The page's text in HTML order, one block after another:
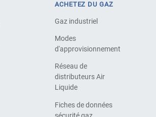
ACHETEZ DU GAZ
Gaz industriel
Modes
d'approvisionnement
Réseau de
distributeurs Air
Liquide
Fiches de données
sécurité gaz